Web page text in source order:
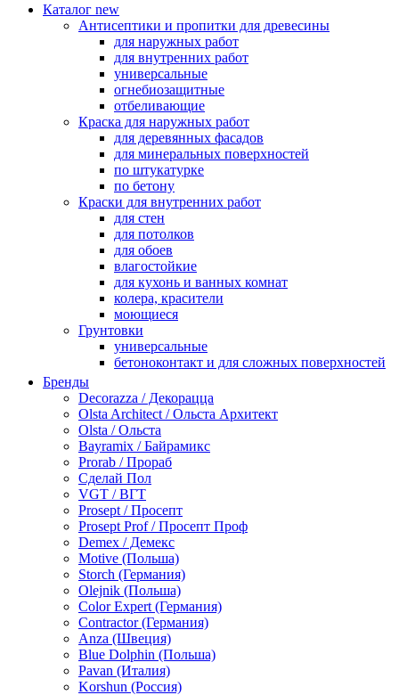
Каталог new
Антисептики и пропитки для древесины
для наружных работ
для внутренних работ
универсальные
огнебиозащитные
отбеливающие
Краска для наружных работ
для деревянных фасадов
для минеральных поверхностей
по штукатурке
по бетону
Краски для внутренних работ
для стен
для потолков
для обоев
влагостойкие
для кухонь и ванных комнат
колера, красители
моющиеся
Грунтовки
универсальные
бетоноконтакт и для сложных поверхностей
по металлу
антикорозийные
под декоративные штукатурки
для гипсокартона
под штукатурку
Герметик
акриловые
силиконовые универсальные, нейтральные
силиконовые санитарные (антигрибковые)
шовные для срубов
для кровли
для каминов
полиуретановые
Декоративные штукатурки и краски
краски для декора, патина
мокрый шелк
венецианские (эффект мрамора)
песок (эффект песчаных вихрей)
декоративная шпаклевка
Бренды
Decorazza / Декорацца
Olsta Architect / Ольста Архитект
Olsta / Ольста
Bayramix / Байрамикс
Prorab / Прораб
Сделай Пол
VGT / ВГТ
Prosept / Просепт
Prosept Prof / Просепт Проф
Demex / Демекс
Motive (Польша)
Storch (Германия)
Olejnik (Польша)
Color Expert (Германия)
Contractor (Германия)
Anza (Швеция)
Blue Dolphin (Польша)
Pavan (Италия)
Korshun (Россия)